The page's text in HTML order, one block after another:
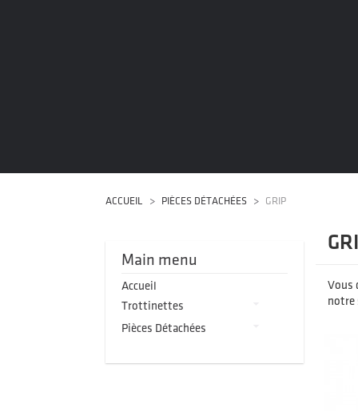
ACCUEIL PIÈCES DÉTACHÉES GRIP
Main menu
Accueil
Trottinettes
Pièces Détachées
Vous
notre